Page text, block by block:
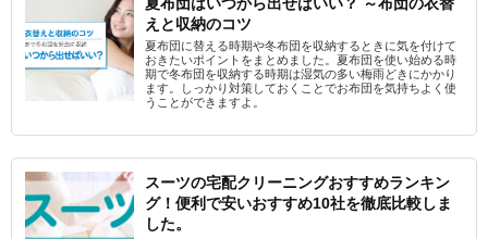
えと収納のコツ
夏布団に替える時期や冬布団を収納するときに気を付けて
おきたいポイントをまとめました。夏布団を使い始める時
期で冬布団を収納する時期は湿気の多い梅雨どきにかかり
ます。しっかり対策しておくことでお布団を気持ちよく使
うことができますよ。
スーツの宅配クリーニングおすすめランキン
グ！便利で安いおすすめ10社を徹底比較しま
した。